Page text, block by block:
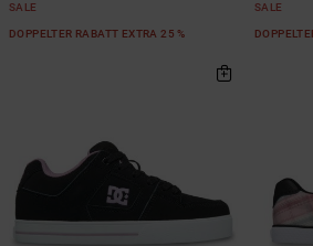
SALE
DOPPELTER RABATT EXTRA 25 %
SALE